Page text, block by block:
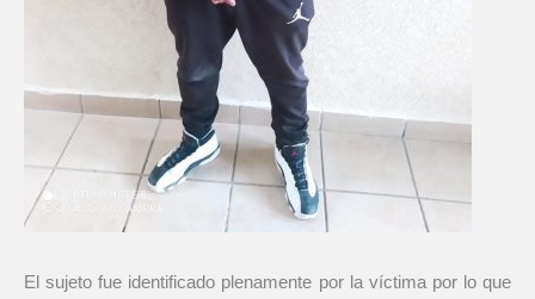
El sujeto fue identificado plenamente por la víctima por lo que